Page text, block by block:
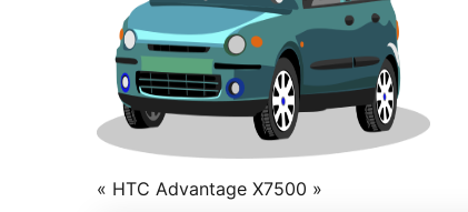
« HTC Advantage X7500 »